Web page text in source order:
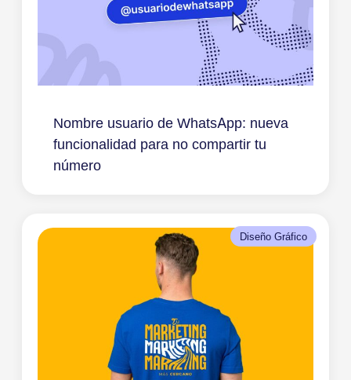
Nombre usuario de WhatsApp: nueva
funcionalidad para no compartir tu
número
Diseño Gráfico